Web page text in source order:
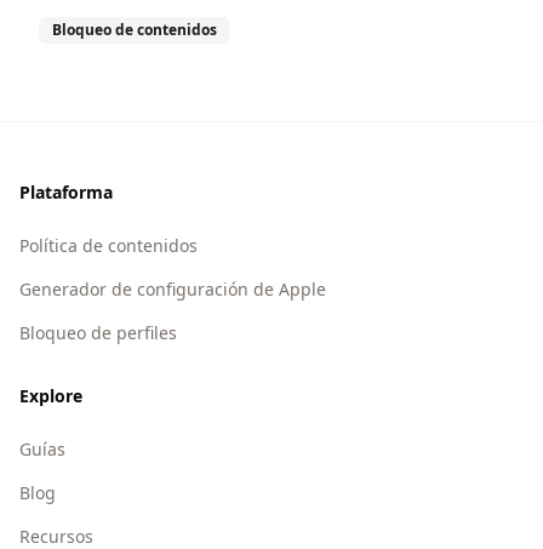
Bloqueo de contenidos
Plataforma
Política de contenidos
Generador de configuración de Apple
Bloqueo de perfiles
Explore
Guías
Blog
Recursos